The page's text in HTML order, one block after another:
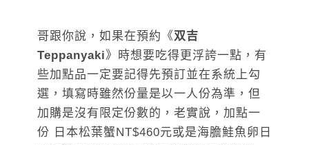
哥跟你說，如果在預約《双吉
Teppanyaki》時想要吃得更浮誇一點，有
些加點品一定要記得先預訂並在系統上勾
選，填寫時雖然份量是以一人份為準，但
加購是沒有限定份數的，老實說，加點一
份 日本松葉蟹NT$460元或是海膽鮭魚卵日